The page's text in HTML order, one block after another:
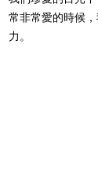
常非常愛的時候
力。